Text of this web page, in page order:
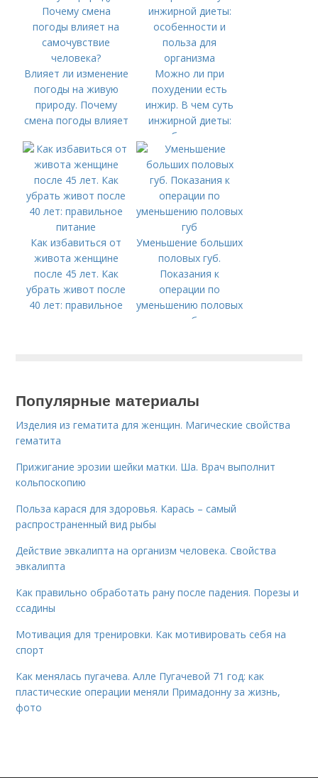
Влияет ли изменение
погоды на живую
природу. Почему
смена погоды влияет
человека?
Можно ли при
похудении есть
инжир. В чем суть
инжирной диеты:
особенности и
польза для
организма
Как избавиться от
живота женщине
после 45 лет. Как
убрать живот после
40 лет: правильное
Уменьшение больших
половых губ.
Показания к
операции по
уменьшению половых
губ
Популярные материалы
Изделия из гематита для женщин. Магические свойства
гематита
Прижигание эрозии шейки матки. Ша. Врач выполнит
кольпоскопию
Польза карася для здоровья. Карась – самый
распространенный вид рыбы
Действие эвкалипта на организм человека. Свойства
эвкалипта
Как правильно обработать рану после падения. Порезы и
ссадины
Мотивация для тренировки. Как мотивировать себя на
спорт
Как менялась пугачева. Алле Пугачевой 71 год: как
пластические операции меняли Примадонну за жизнь,
фото